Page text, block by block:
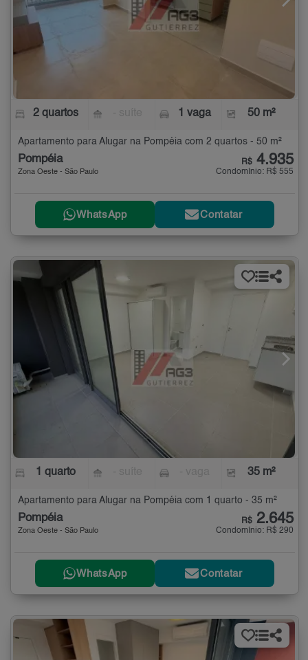
2 quartos 1 vaga 50 m²
Apartamento para Alugar na Pompéia com 2 quartos - 50 m²
Pompéia
Zona Oeste - São Paulo
R$ 4.935
Condomínio: R$ 555
WhatsApp Contatar
1 quarto 35 m²
Apartamento para Alugar na Pompéia com 1 quarto - 35 m²
Pompéia
Zona Oeste - São Paulo
R$ 2.645
Condomínio: R$ 290
WhatsApp Contatar